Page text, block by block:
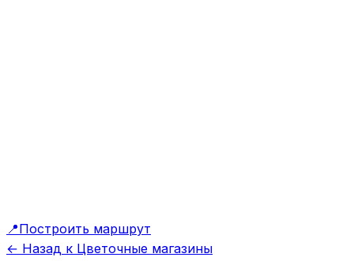
📍Построить маршрут
← Назад к Цветочные магазины